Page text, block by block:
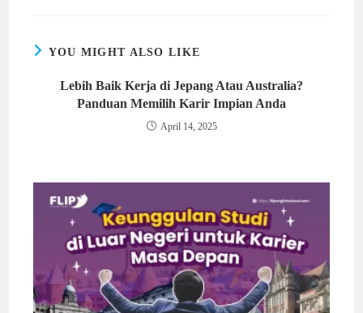
YOU MIGHT ALSO LIKE
Lebih Baik Kerja di Jepang Atau Australia?
Panduan Memilih Karir Impian Anda
April 14, 2025